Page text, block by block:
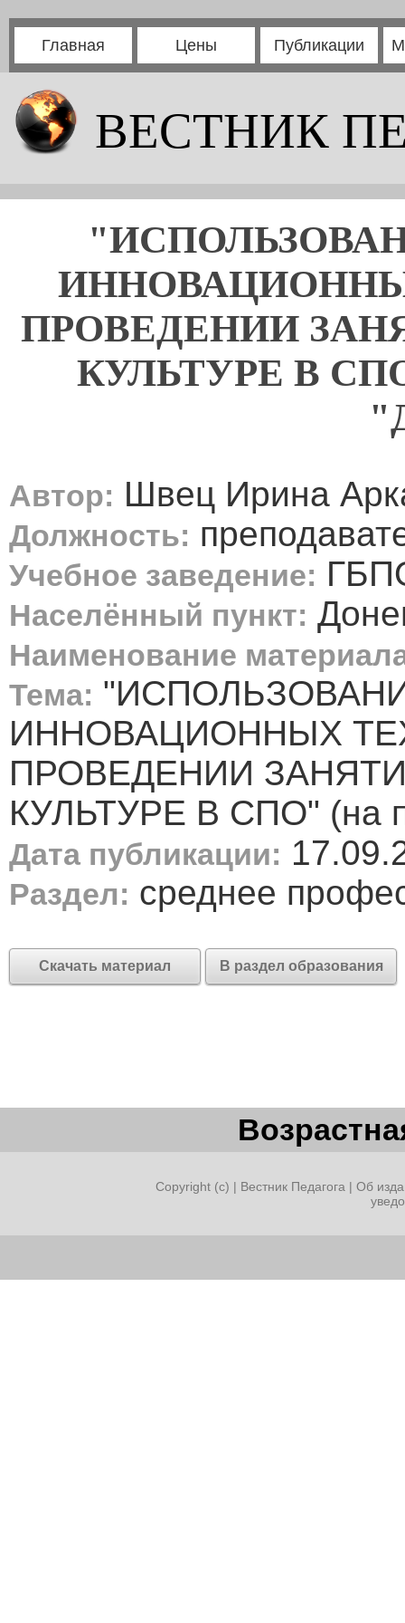
Главная Цены Публикации
ВЕСТНИК
ПРОВЕДЕНИИ
КУЛЬТУРЕ В
Автор: Швец Ирина
Должность:
Учебное заведение:
Населённый пункт:
Наименование
Тема:
ИННОВАЦИОННЫХ
ПРОВЕДЕНИИ
КУЛЬТУРЕ В СПО" (на
Дата публикации:
Раздел: среднее
Скачать материал В раздел образования
Copyright (c) | Вестник Педагога | Об